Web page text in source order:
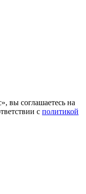
вы соглашаетесь на
с политикой